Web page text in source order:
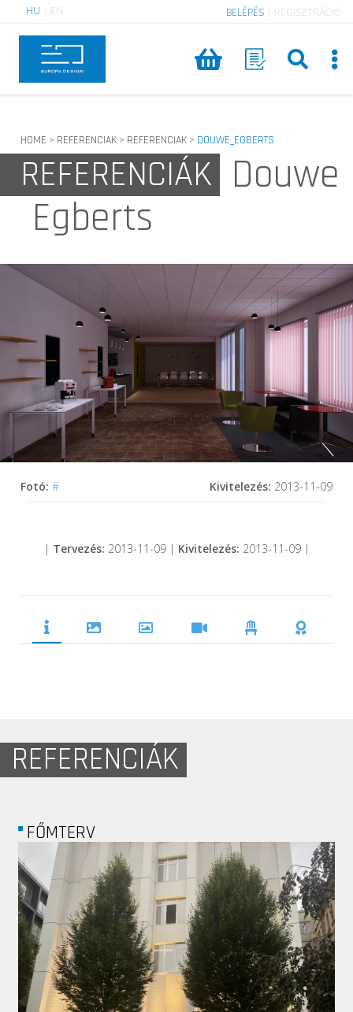
HU EN BELÉPÉS REGISZTRÁCIÓ
HOME > REFERENCIAK > REFERENCIAK > DOUWE_EGBERTS
REFERENCIÁK Douwe
Egberts
Fotó:# Kivitelezés: 2013-11-09
| Tervezés: 2013-11-09 | Kivitelezés: 2013-11-09 |
REFERENCIÁK